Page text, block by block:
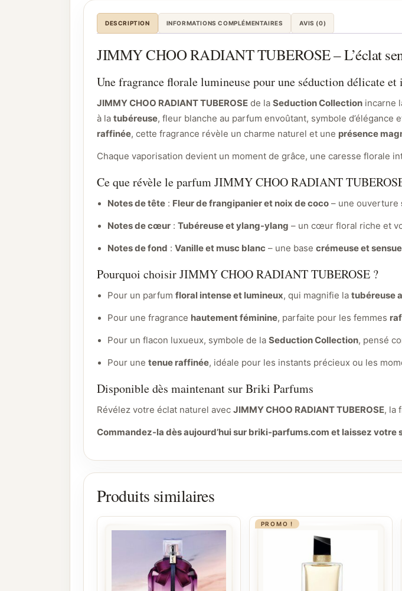
DESCRIPTION INFORMATIONS COMPLÉMENTAIRES AVIS (0)
JIMMY CHOO RADIANT TUBEROSE – L’éclat
Une fragrance florale lumineuse pour une séduction délicate
JIMMY CHOO RADIANT TUBEROSE de la Seduction Collection incarne
à la tubéreuse, fleur blanche au parfum envoûtant, symbole d’élégance
raffinée, cette fragrance révèle un charme naturel et une présence
Chaque vaporisation devient un moment de grâce, une caresse florale
Ce que révèle le parfum JIMMY CHOO RADIANT
Notes de tête : Fleur de frangipanier et noix de coco – une ouverture
Notes de cœur : Tubéreuse et ylang-ylang – un cœur floral riche et
Notes de fond : Vanille et musc blanc – une base crémeuse et
Pourquoi choisir JIMMY CHOO RADIANT TUBEROSE ?
Pour un parfum floral intense et lumineux, qui magnifie la tubéreuse
Pour une fragrance hautement féminine, parfaite pour les femmes
Pour un flacon luxueux, symbole de la Seduction Collection, pensé
Pour une tenue raffinée, idéale pour les instants précieux ou les
Disponible dès maintenant sur Briki Parfums
Révélez votre éclat naturel avec JIMMY CHOO RADIANT TUBEROSE, la
Commandez-la dès aujourd’hui sur briki-parfums.com et laissez
Produits similaires
PROMO !